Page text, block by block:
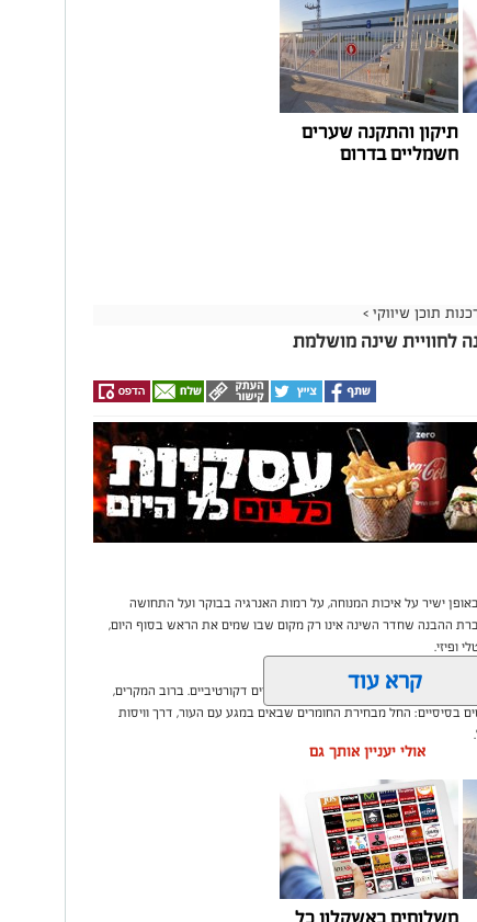
תיקון והתקנה שערים
חשמליים בדרום
תוכן שיווקי >
ישיר על איכות המנוחה, על רמות האנרגיה בבוקר ועל התחושה
ההבנה שחדר השינה אינו רק מקום שבו שמים את הראש בסוף היום,
ופיזי.
מצריך שיפוץ מאסיבי או עומס של פריטים דקורטיביים. ברוב המקרים,
בסיסיים: החל מבחירת החומרים שבאים במגע עם העור, דרך וויסות
קרא עוד
אולי יעניין אותך גם